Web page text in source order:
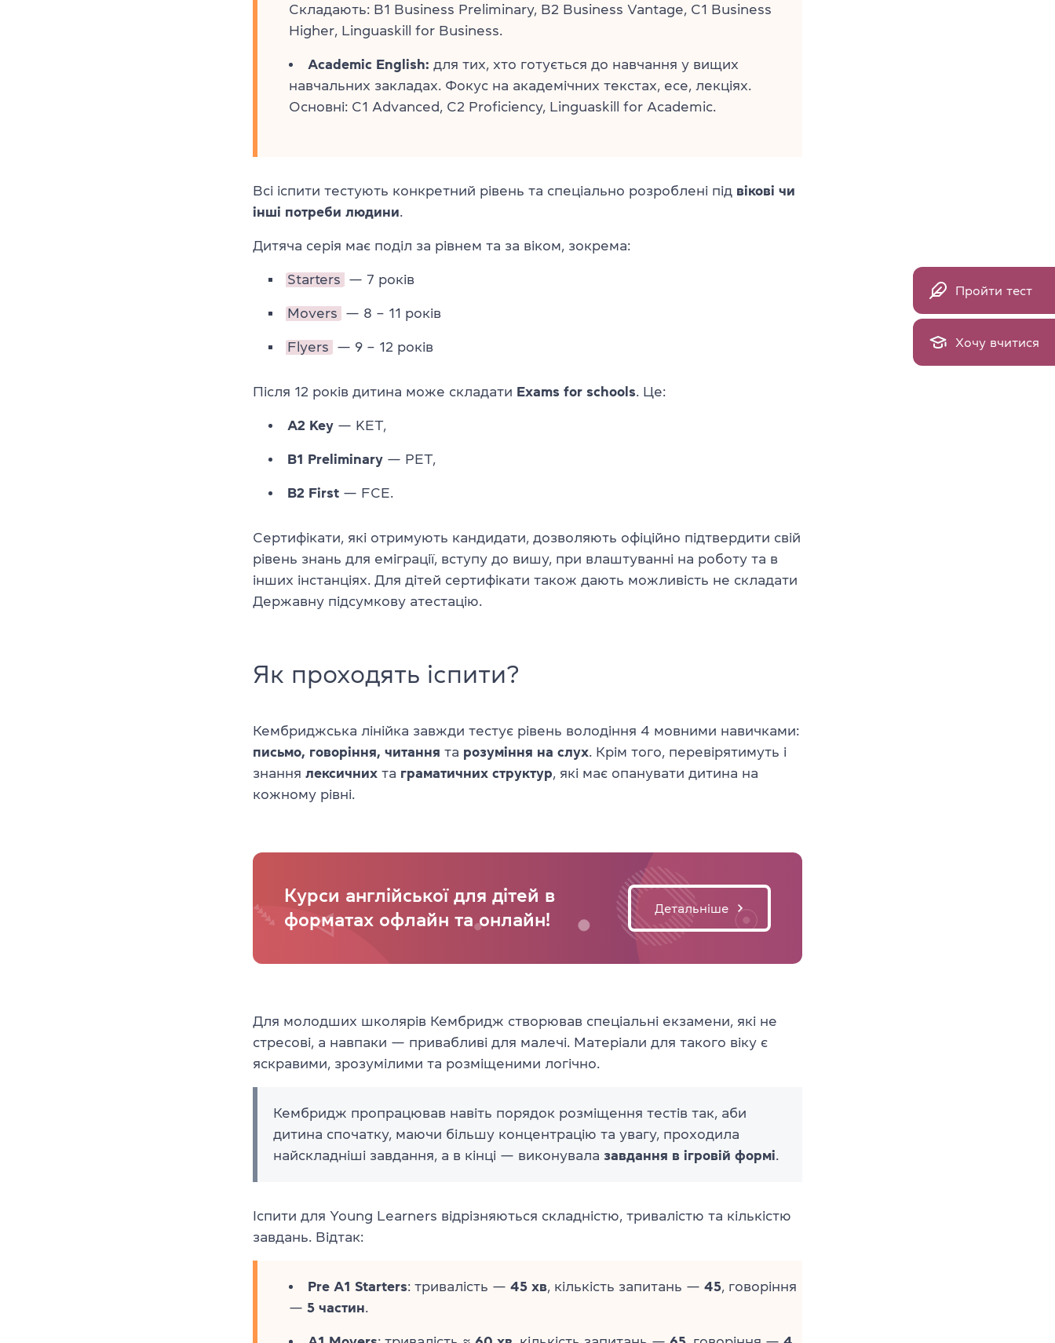
Складають: B1 Business Preliminary, B2 Business Vantage, C1 Business
Higher, Linguaskill for Business.
Academic English: для тих, хто готується до навчання у вищих
навчальних закладах. Фокус на академічних текстах, есе, лекціях.
Основні: C1 Advanced, C2 Proficiency, Linguaskill for Academic.
Всі іспити тестують конкретний рівень та спеціально розроблені під вікові чи
інші потреби людини.
Дитяча серія має поділ за рівнем та за віком, зокрема:
Starters — 7 років
Movers — 8 – 11 років
Flyers — 9 – 12 років
Після 12 років дитина може складати Exams for schools. Це:
A2 Key — KET,
B1 Preliminary — PET,
B2 First — FCE.
Сертифікати, які отримують кандидати, дозволяють офіційно підтвердити свій
рівень знань для еміграції, вступу до вишу, при влаштуванні на роботу та в
інших інстанціях. Для дітей сертифікати також дають можливість не складати
Державну підсумкову атестацію.
Як проходять іспити?
Кембриджська лінійка завжди тестує рівень володіння 4 мовними навичками:
письмо, говоріння, читання та розуміння на слух. Крім того, перевірятимуть і
знання лексичних та граматичних структур, які має опанувати дитина на
кожному рівні.
Курси англійської для дітей в
форматах офлайн та онлайн!
Детальніше
Для молодших школярів Кембридж створював спеціальні екзамени, які не
стресові, а навпаки — привабливі для малечі. Матеріали для такого віку є
яскравими, зрозумілими та розміщеними логічно.
Кембридж пропрацював навіть порядок розміщення тестів так, аби
дитина спочатку, маючи більшу концентрацію та увагу, проходила
найскладніші завдання, а в кінці — виконувала завдання в ігровій формі.
Іспити для Young Learners відрізняються складністю, тривалістю та кількістю
завдань. Відтак:
Pre A1 Starters: тривалість — 45 хв, кількість запитань — 45, говоріння
— 5 частин.
Пройти тест
Хочу вчитися